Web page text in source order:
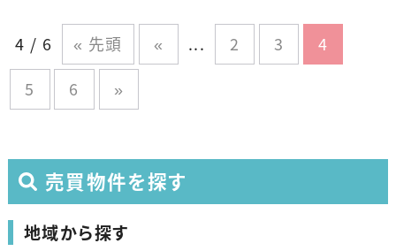
4 / 6 « 先頭 « ... 2 3
4
5
6 »
売買物件を探す
地域から探す